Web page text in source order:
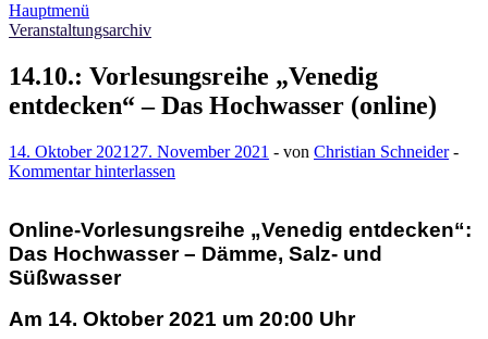
Hauptmenü
Veranstaltungsarchiv
14.10.: Vorlesungsreihe „Venedig
entdecken“ – Das Hochwasser (online)
14. Oktober 2021 27. November 2021 - von Christian Schneider-
Kommentar hinterlassen
Online-Vorlesungsreihe „Venedig entdecken“:
Das Hochwasser – Dämme, Salz- und
Süßwasser
„Online-
Am 14. Oktober 2021 um 20:00 Uhr